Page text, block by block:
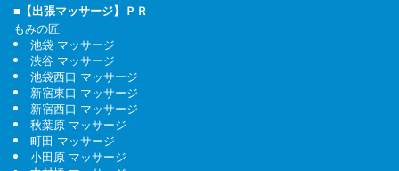
■【出張マッサージ】ＰＲ
もみの匠
池袋 マッサージ
渋谷 マッサージ
池袋西口 マッサージ
新宿東口 マッサージ
新宿西口 マッサージ
秋葉原 マッサージ
町田 マッサージ
小田原 マッサージ